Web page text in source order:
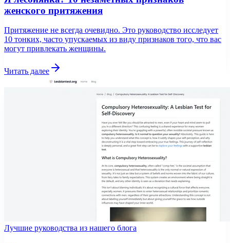
женского притяжения
Притяжение не всегда очевидно. Это руководство исследует
10 тонких, часто упускаемых из виду признаков того, что вас
могут привлекать женщины.
Читать далее
Лучшие руководства из нашего блога